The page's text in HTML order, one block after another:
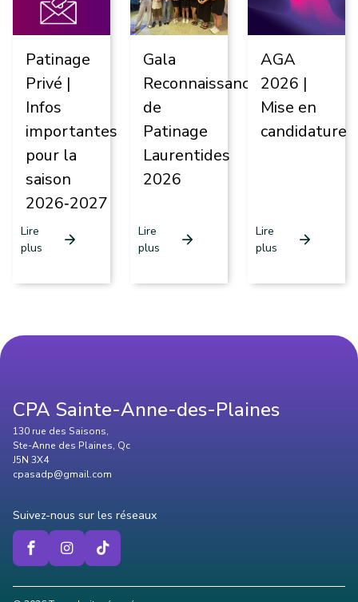
Patinage
Privé |
Infos
importantes
pour la
saison
2026‑2027
Lire
plus
arrow_forward
Gala
Reconnaissance
de
Patinage
Laurentides
2026
Lire
plus
arrow_forward
AGA
2026 |
Mise en
candidature
Lire
plus
arrow_forward
CPA Sainte-Anne-des-Plaines
130 rue des Saisons,
Ste-Anne des Plaines, Qc
J5N 3X4
cpasadp@gmail.com
Suivez-nous sur les réseaux